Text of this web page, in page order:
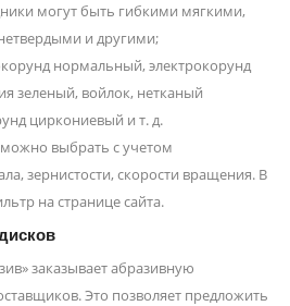
могут быть гибкими мягкими,
и другими;
нормальный, электрокорунд
зеленый, войлок, нетканый
циркониевый и т. д.
выбрать с учетом
зернистости, скорости вращения. В
на странице сайта.
заказывает абразивную
Это позволяет предложить